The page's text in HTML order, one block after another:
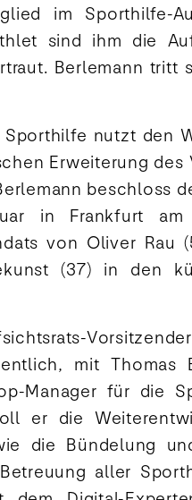
im Sporthilfe-
sind ihm die
Berlemann tritt
Sporthilfe nutzt den
Erweiterung
beschloss
in Frankfurt
von Oliver Rau
(37) in den
mit Thomas
Manager für die
er die
die Bündelung
aller